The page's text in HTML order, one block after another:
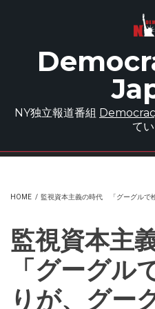
NY独立報道番組
て
HOME / 監視資本主義の時代 「グーグルで
監視資本主
「グーグル
りが、グー